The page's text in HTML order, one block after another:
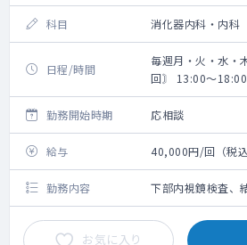
科目 消化器内科・内科
日程/時間
毎週月・火・水・
回〙 13:00～18:00
勤務開始時期 応相談
給与 40,000円/回（税込
勤務内容 下部内視鏡検査、
お気に入り